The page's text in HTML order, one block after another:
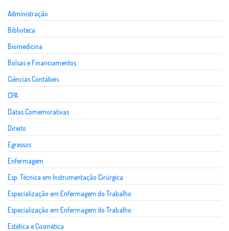
Administração
Biblioteca
Biomedicina
Bolsas e Financiamentos
Ciências Contábeis
CPA
Datas Comemorativas
Direito
Egressos
Enfermagem
Esp. Técnica em Instrumentação Cirúrgica
Especialização em Enfermagem do Trabalho
Especialização em Enfermagem do Trabalho
Estética e Cosmética